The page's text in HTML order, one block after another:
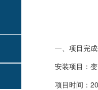
一、项目完
安装项目：
项目时间：